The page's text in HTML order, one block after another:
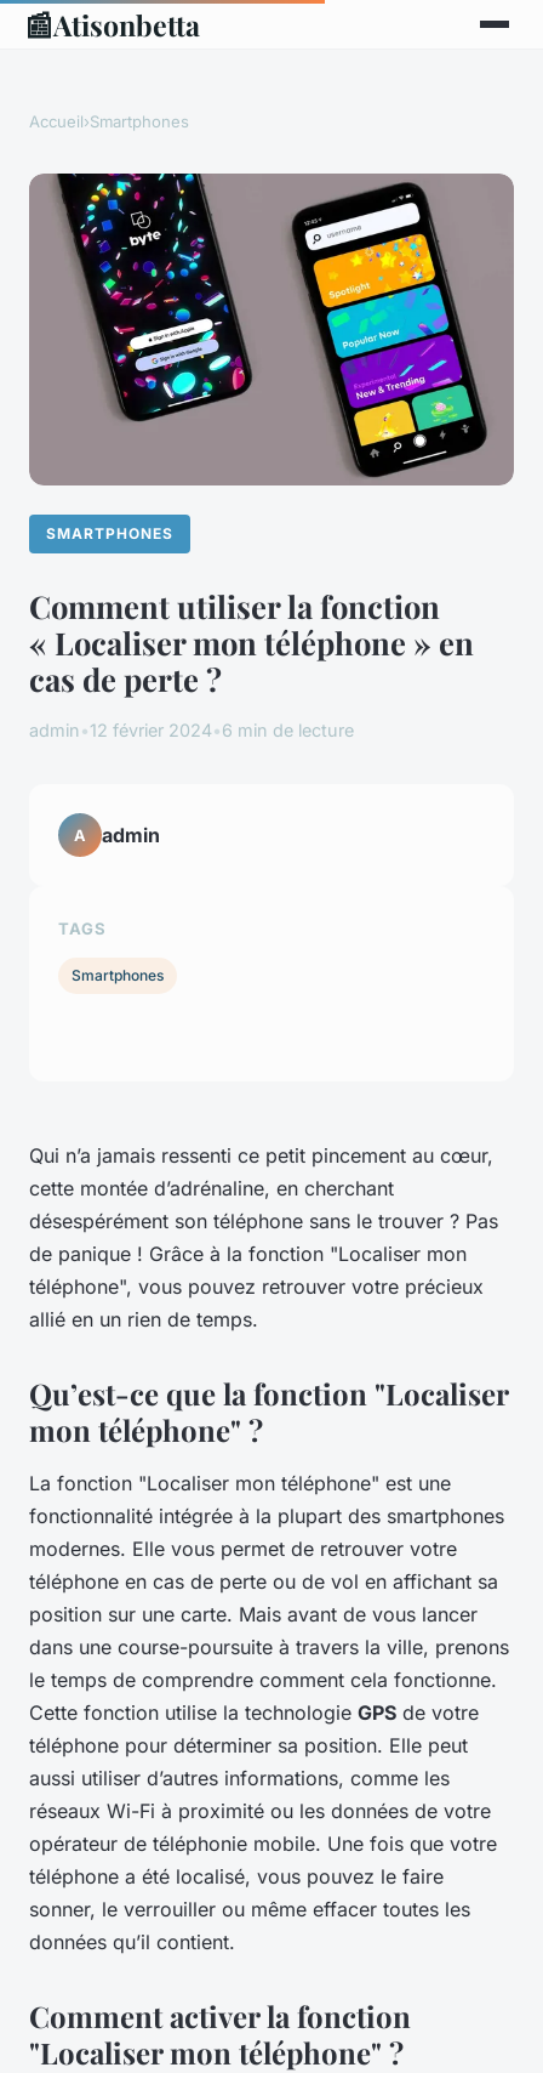
📰Atisonbetta
Accueil›Smartphones
SMARTPHONES
Comment utiliser la fonction
« Localiser mon téléphone » en
cas de perte ?
admin•12 février 2024•6 min de lecture
Qui n’a jamais ressenti ce petit pincement au cœur,
cette montée d’adrénaline, en cherchant
désespérément son téléphone sans le trouver ? Pas
de panique ! Grâce à la fonction "Localiser mon
téléphone", vous pouvez retrouver votre précieux
allié en un rien de temps.
Qu’est-ce que la fonction "Localiser
mon téléphone" ?
La fonction "Localiser mon téléphone" est une
fonctionnalité intégrée à la plupart des smartphones
modernes. Elle vous permet de retrouver votre
téléphone en cas de perte ou de vol en affichant sa
position sur une carte. Mais avant de vous lancer
dans une course-poursuite à travers la ville, prenons
le temps de comprendre comment cela fonctionne.
Cette fonction utilise la technologie GPS de votre
téléphone pour déterminer sa position. Elle peut
aussi utiliser d’autres informations, comme les
réseaux Wi-Fi à proximité ou les données de votre
opérateur de téléphonie mobile. Une fois que votre
téléphone a été localisé, vous pouvez le faire
sonner, le verrouiller ou même effacer toutes les
données qu’il contient.
Comment activer la fonction
"Localiser mon téléphone" ?
A admin
TAGS
Smartphones